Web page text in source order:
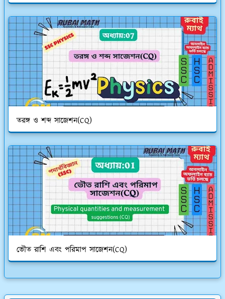
তরঙ্গ ও শব্দ সাজেশন(CQ)
ভৌত রাশি এবং পরিমাপ সাজেশন(CQ)